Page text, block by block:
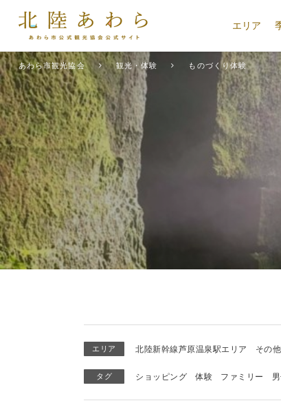
エリア
あわら市観光協会 観光・体験 ものづくり体験
エリア 北陸新幹線芦原温泉駅エリア その
タグ ショッピング 体験 ファミリー